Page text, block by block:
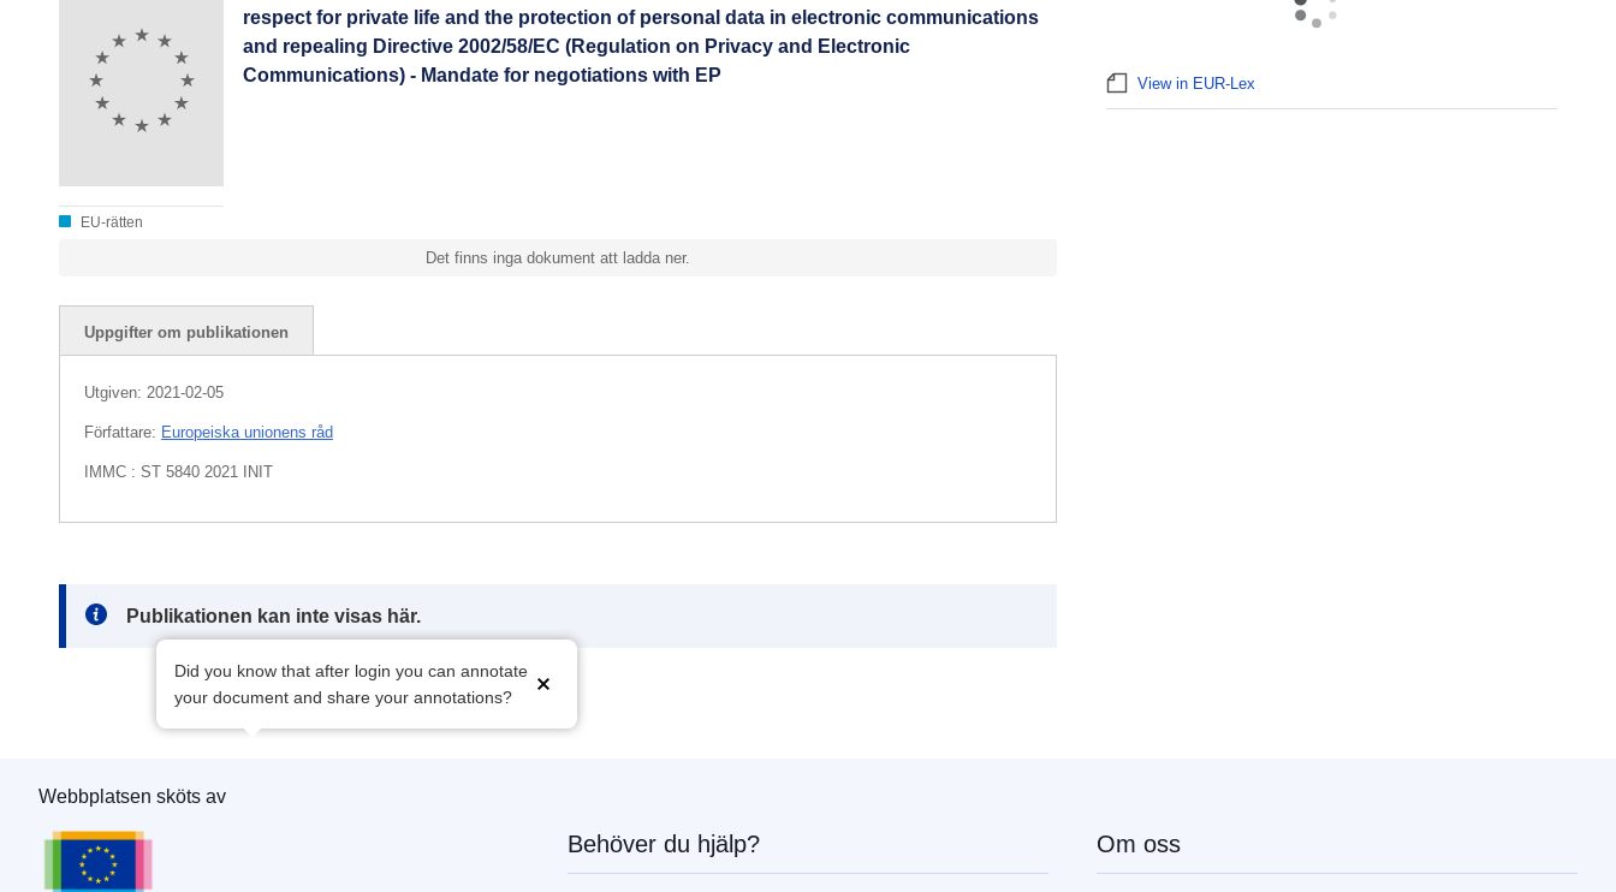
EU-rätten
respect for private life and the protection of personal data in electronic communications
and repealing Directive 2002/58/EC (Regulation on Privacy and Electronic
Communications) - Mandate for negotiations with EP
Det finns inga dokument att ladda ner.
Uppgifter om publikationen
Utgiven: 2021-02-05
Författare: Europeiska unionens råd
IMMC : ST 5840 2021 INIT
Note:
Publikationen kan inte visas här.
Did you know that after login you can annotate
your document and share your annotations?
View in EUR-Lex
Europeiska unionens publikationsbyrå
Webbplatsen sköts av
Behöver du hjälp? Om oss